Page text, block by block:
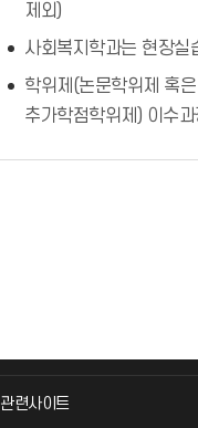
제외)
사회복지학과는 현장실
학위제(논문학위제 혹은
추가학점학위제) 이수
관련사이트
관련사이트